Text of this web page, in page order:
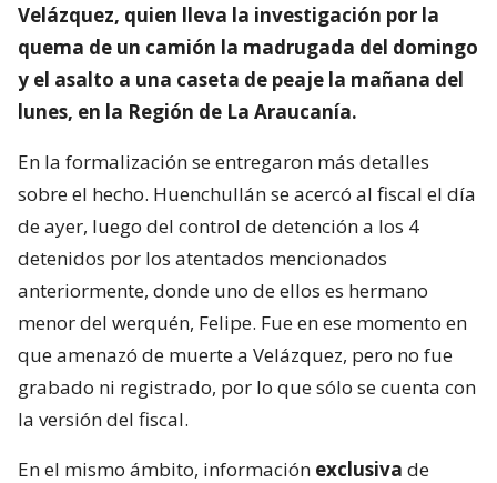
Velázquez, quien lleva la investigación por la
quema de un camión la madrugada del domingo
y el asalto a una caseta de peaje la mañana del
lunes, en la Región de La Araucanía.
En la formalización se entregaron más detalles
sobre el hecho. Huenchullán se acercó al fiscal el día
de ayer, luego del control de detención a los 4
detenidos por los atentados mencionados
anteriormente, donde uno de ellos es hermano
menor del werquén, Felipe. Fue en ese momento en
que amenazó de muerte a Velázquez, pero no fue
grabado ni registrado, por lo que sólo se cuenta con
la versión del fiscal.
En el mismo ámbito, información exclusiva de